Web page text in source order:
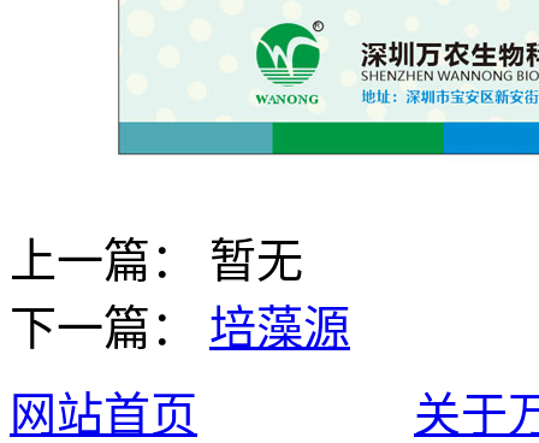
上一篇： 暂无
下一篇： 培藻源
网站首页
关于